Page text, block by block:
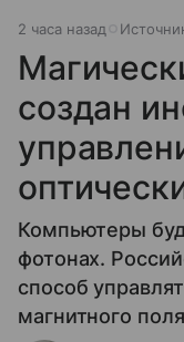
2 часа назад
создан
Компьютеры
фотонах.
способ
магнитного